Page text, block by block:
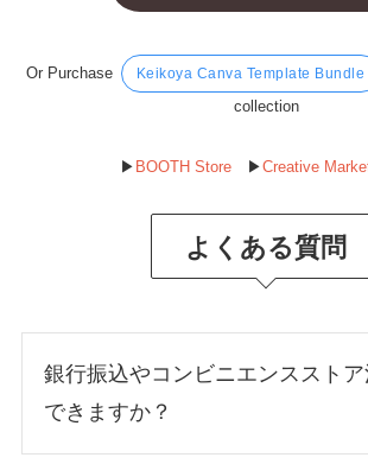
Or Purchase Keikoya Canva Template Bundle
collection
▶︎ BOOTH Store▶︎Creative
よくある質問
銀行振込やコンビニエンススト
できますか？